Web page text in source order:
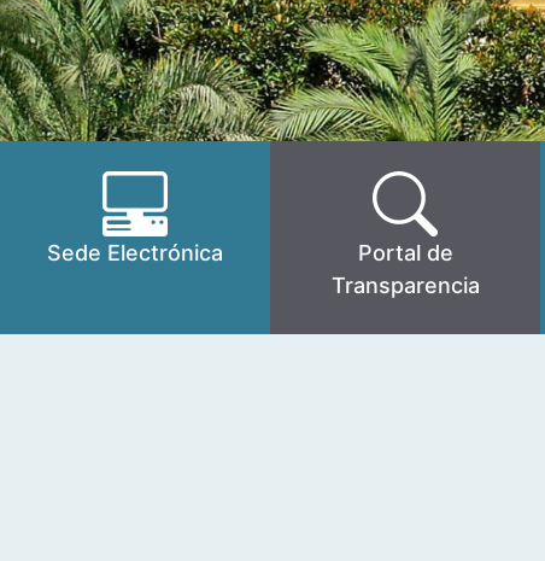
Sede Electrónica
Portal de
Transparencia